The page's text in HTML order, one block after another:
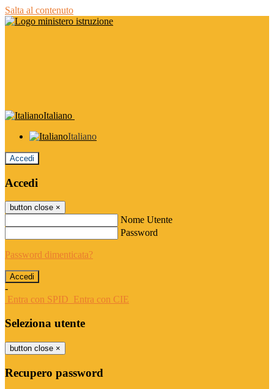
Salta al contenuto
Italiano
Italiano
Accedi
Accedi
button close ×
Nome Utente
Password
Password dimenticata?
-
Entra con SPID Entra con CIE
Seleziona utente
button close ×
Recupero password